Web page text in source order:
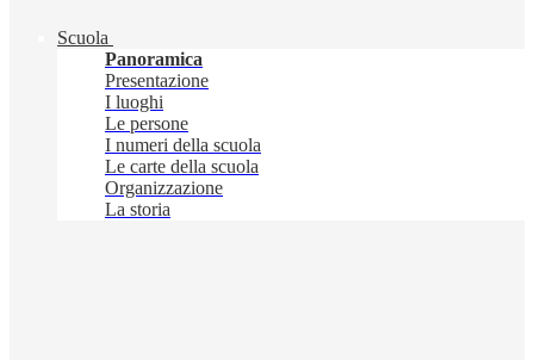
Scuola
Panoramica
Presentazione
I luoghi
Le persone
I numeri della scuola
Le carte della scuola
Organizzazione
La storia